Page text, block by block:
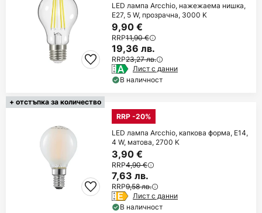
LED лампа Arcchio, нажежаема нишка,
E27, 5 W, прозрачна, 3000 K
9,90 €
RRP11,90 €
19,36 лв.
RRP23,27 лв.
Лист с данни
В наличност
+ отстъпка за количество
RRP -20%
LED лампа Arcchio, капкова форма, E14,
4 W, матова, 2700 K
3,90 €
RRP4,90 €
7,63 лв.
RRP9,58 лв.
Лист с данни
В наличност